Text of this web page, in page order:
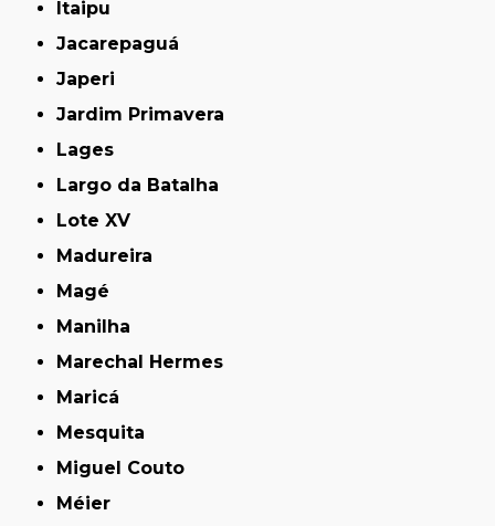
Itaipu
Jacarepaguá
Japeri
Jardim Primavera
Lages
Largo da Batalha
Lote XV
Madureira
Magé
Manilha
Marechal Hermes
Maricá
Mesquita
Miguel Couto
Méier